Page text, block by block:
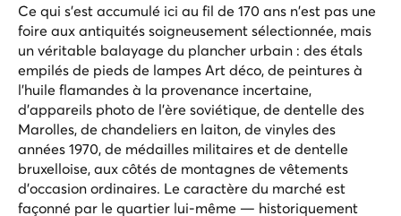
Ce qui s'est accumulé ici au fil de 170 ans n'est pas une
foire aux antiquités soigneusement sélectionnée, mais
un véritable balayage du plancher urbain : des étals
empilés de pieds de lampes Art déco, de peintures à
l'huile flamandes à la provenance incertaine,
d'appareils photo de l'ère soviétique, de dentelle des
Marolles, de chandeliers en laiton, de vinyles des
années 1970, de médailles militaires et de dentelle
bruxelloise, aux côtés de montagnes de vêtements
d'occasion ordinaires. Le caractère du marché est
façonné par le quartier lui-même — historiquement